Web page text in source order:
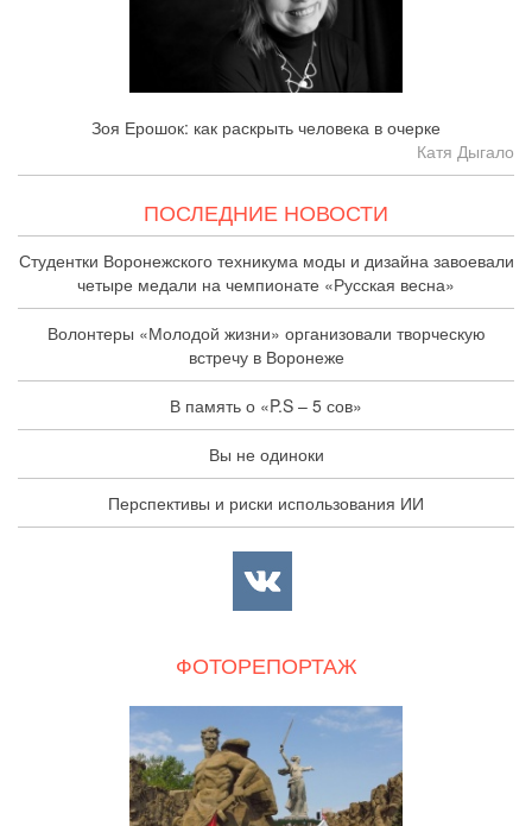
Зоя Ерошок: как раскрыть человека в очерке
Катя Дыгало
ПОСЛЕДНИЕ НОВОСТИ
Студентки Воронежского техникума моды и дизайна завоевали
четыре медали на чемпионате «Русская весна»
Волонтеры «Молодой жизни» организовали творческую
встречу в Воронеже
В память о «P.S – 5 сов»
Вы не одиноки
Перспективы и риски использования ИИ
ФОТОРЕПОРТАЖ